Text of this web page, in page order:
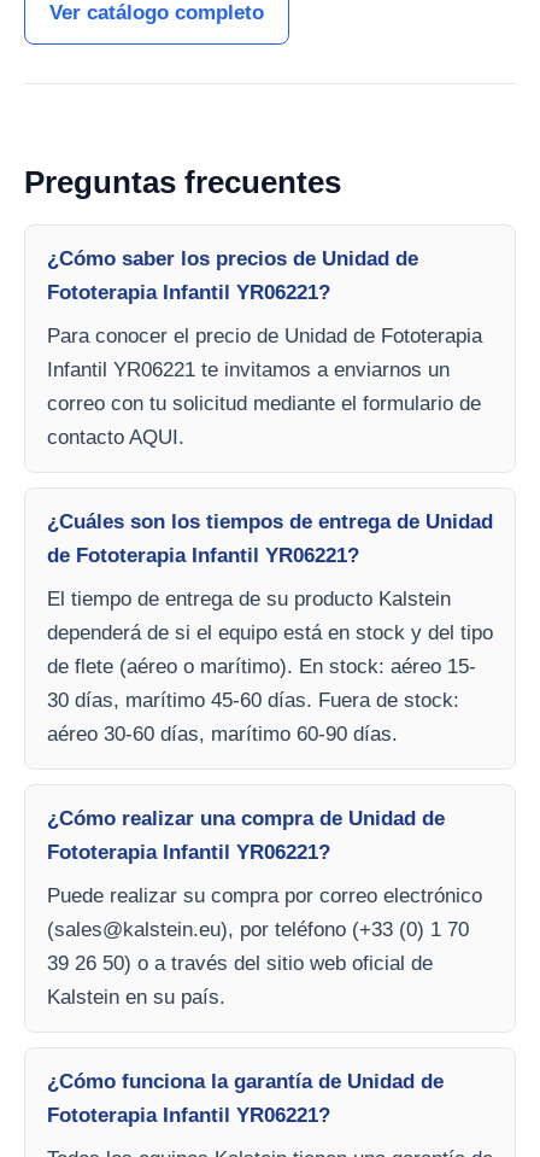
Ver catálogo completo
Preguntas frecuentes
¿Cómo saber los precios de Unidad de
Fototerapia Infantil YR06221?
Para conocer el precio de Unidad de Fototerapia
Infantil YR06221 te invitamos a enviarnos un
correo con tu solicitud mediante el formulario de
contacto AQUI.
¿Cuáles son los tiempos de entrega de Unidad
de Fototerapia Infantil YR06221?
El tiempo de entrega de su producto Kalstein
dependerá de si el equipo está en stock y del tipo
de flete (aéreo o marítimo). En stock: aéreo 15-
30 días, marítimo 45-60 días. Fuera de stock:
aéreo 30-60 días, marítimo 60-90 días.
¿Cómo realizar una compra de Unidad de
Fototerapia Infantil YR06221?
Puede realizar su compra por correo electrónico
(sales@kalstein.eu), por teléfono (+33 (0) 1 70
39 26 50) o a través del sitio web oficial de
Kalstein en su país.
¿Cómo funciona la garantía de Unidad de
Fototerapia Infantil YR06221?